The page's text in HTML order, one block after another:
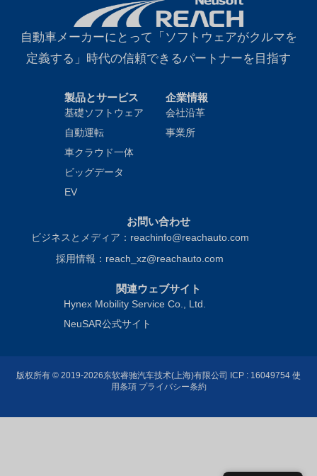
自動車メーカーにとって「ソフトウェアがクルマを
定義する」時代の信頼できるパートナーを目指す
製品とサービス
基礎ソフトウェア
自動運転
車クラウド一体
ビッグデータ
EV
企業情報
会社沿革
事業所
お問い合わせ
ビジネスとメディア：reachinfo@reachauto.com
採用情報：reach_xz@reachauto.com
関連ウェブサイト
Hynex Mobility Service Co., Ltd.
NeuSAR公式サイト
版权所有 © 2019-2026东软睿驰汽车技术(上海)有限公司 ICP : 16049754 使
用条項 プライバシー条約